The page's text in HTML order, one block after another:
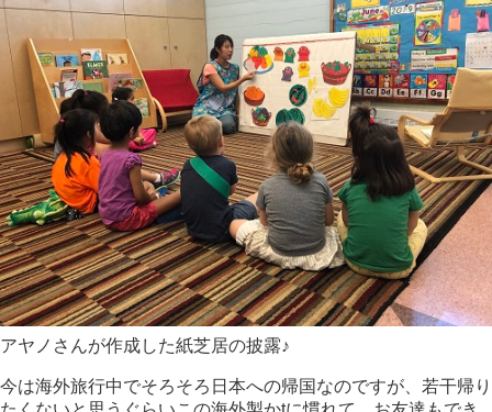
アヤノさんが作成した紙芝居の披露♪
今は海外旅行中でそろそろ日本への帰国なのですが、若干帰り